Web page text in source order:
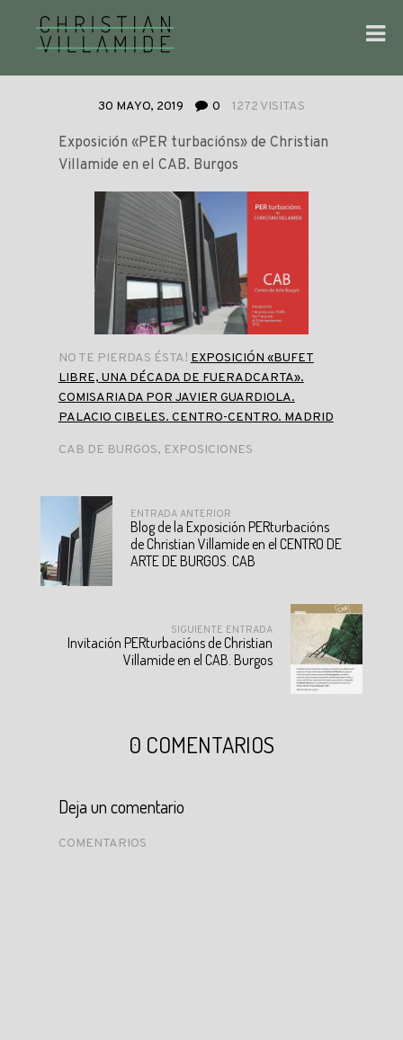
30 MAYO, 2019 0 1272 VISITAS
Exposición «PER turbacións» de Christian
Villamide en el CAB. Burgos
NO TE PIERDAS ÉSTA! EXPOSICIÓN «BUFET
LIBRE, UNA DÉCADA DE FUERADCARTA».
COMISARIADA POR JAVIER GUARDIOLA.
PALACIO CIBELES. CENTRO-CENTRO. MADRID
CAB DE BURGOS, EXPOSICIONES
ENTRADA ANTERIOR
Blog de la Exposición PERturbacións
de Christian Villamide en el CENTRO DE
ARTE DE BURGOS. CAB
SIGUIENTE ENTRADA
Invitación PERturbacións de Christian
Villamide en el CAB. Burgos
0 COMENTARIOS
Deja un comentario
COMENTARIOS